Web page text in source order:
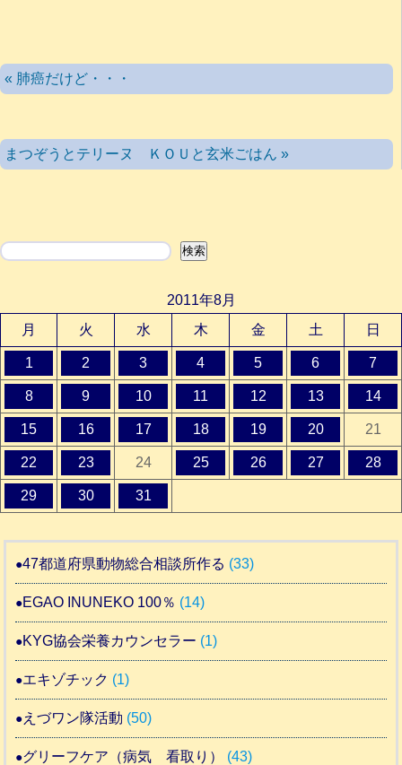
« 肺癌だけど・・・
まつぞうとテリーヌ ＫＯＵと玄米ごはん »
検索 検索
2011年8月
月
火 水 木 金 土 日
1 2 3 4 5 6 7
8 9 10 11 12 13 14
15 16 17 18 19 20 21
22 23 24 25 26 27 28
29 30 31
47都道府県動物総合相談所作る (33)
EGAO INUNEKO 100％ (14)
KYG協会栄養カウンセラー (1)
エキゾチック (1)
えづワン隊活動 (50)
グリーフケア（病気 看取り） (43)